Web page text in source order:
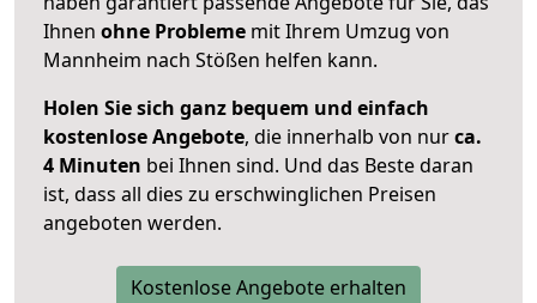
Ihnen ohne Probleme mit Ihrem Umzug von
Mannheim nach Stößen helfen kann.
Holen Sie sich ganz bequem und einfach
kostenlose Angebote, die innerhalb von nurca.
4 Minuten bei Ihnen sind. Und das Beste daran
ist, dass all dies zu erschwinglichen Preisen
angeboten werden.
Kostenlose Angebote erhalten